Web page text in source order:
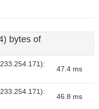
bytes of
47.4 ms
46.8 ms